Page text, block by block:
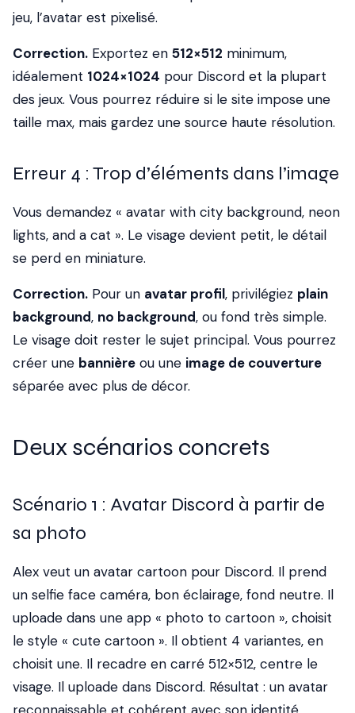
jeu, l’avatar est pixelisé.
Correction. Exportez en 512×512 minimum,
idéalement 1024×1024 pour Discord et la plupart
des jeux. Vous pourrez réduire si le site impose une
taille max, mais gardez une source haute résolution.
Erreur 4 : Trop d’éléments dans l’image
Vous demandez « avatar with city background, neon
lights, and a cat ». Le visage devient petit, le détail
se perd en miniature.
Correction. Pour un avatar profil, privilégiez plain
background, no background, ou fond très simple.
Le visage doit rester le sujet principal. Vous pourrez
créer une bannière ou une image de couverture
séparée avec plus de décor.
Deux scénarios concrets
Scénario 1 : Avatar Discord à partir de
sa photo
Alex veut un avatar cartoon pour Discord. Il prend
un selfie face caméra, bon éclairage, fond neutre. Il
uploade dans une app « photo to cartoon », choisit
le style « cute cartoon ». Il obtient 4 variantes, en
choisit une. Il recadre en carré 512×512, centre le
visage. Il uploade dans Discord. Résultat : un avatar